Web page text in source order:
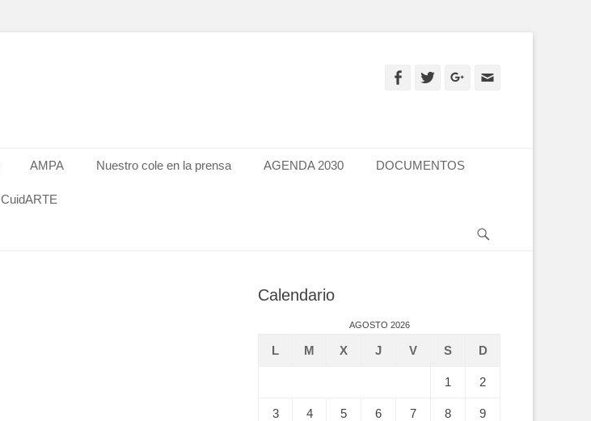
FacebookTwitterGoogleplus
AMPA Nuestro cole en la prensa AGENDA 2030 DOCUMENTOS
CuidARTE
Calendario
AGOSTO 2026
L M X J V S D
1 2
3 4 5 6 7 8 9